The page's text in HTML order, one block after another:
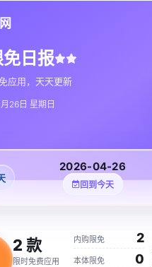
日报
应用，天天更新
26日 星期日
2026-04-26
回到今天
2 款
限时免费应用
内购限免 2
本体限免 0